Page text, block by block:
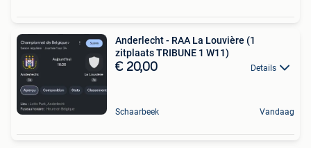
Anderlecht - RAA La Louvière (1
zitplaats TRIBUNE 1 W11)
€ 20,00 Details
Schaarbeek Vandaag